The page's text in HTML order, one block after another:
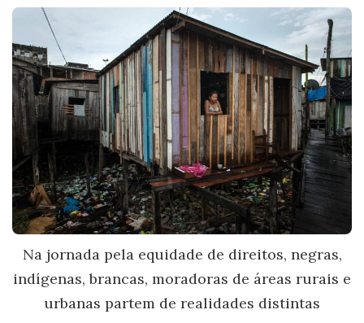
Na jornada pela equidade de direitos, negras,
indígenas, brancas, moradoras de áreas rurais e
urbanas partem de realidades distintas